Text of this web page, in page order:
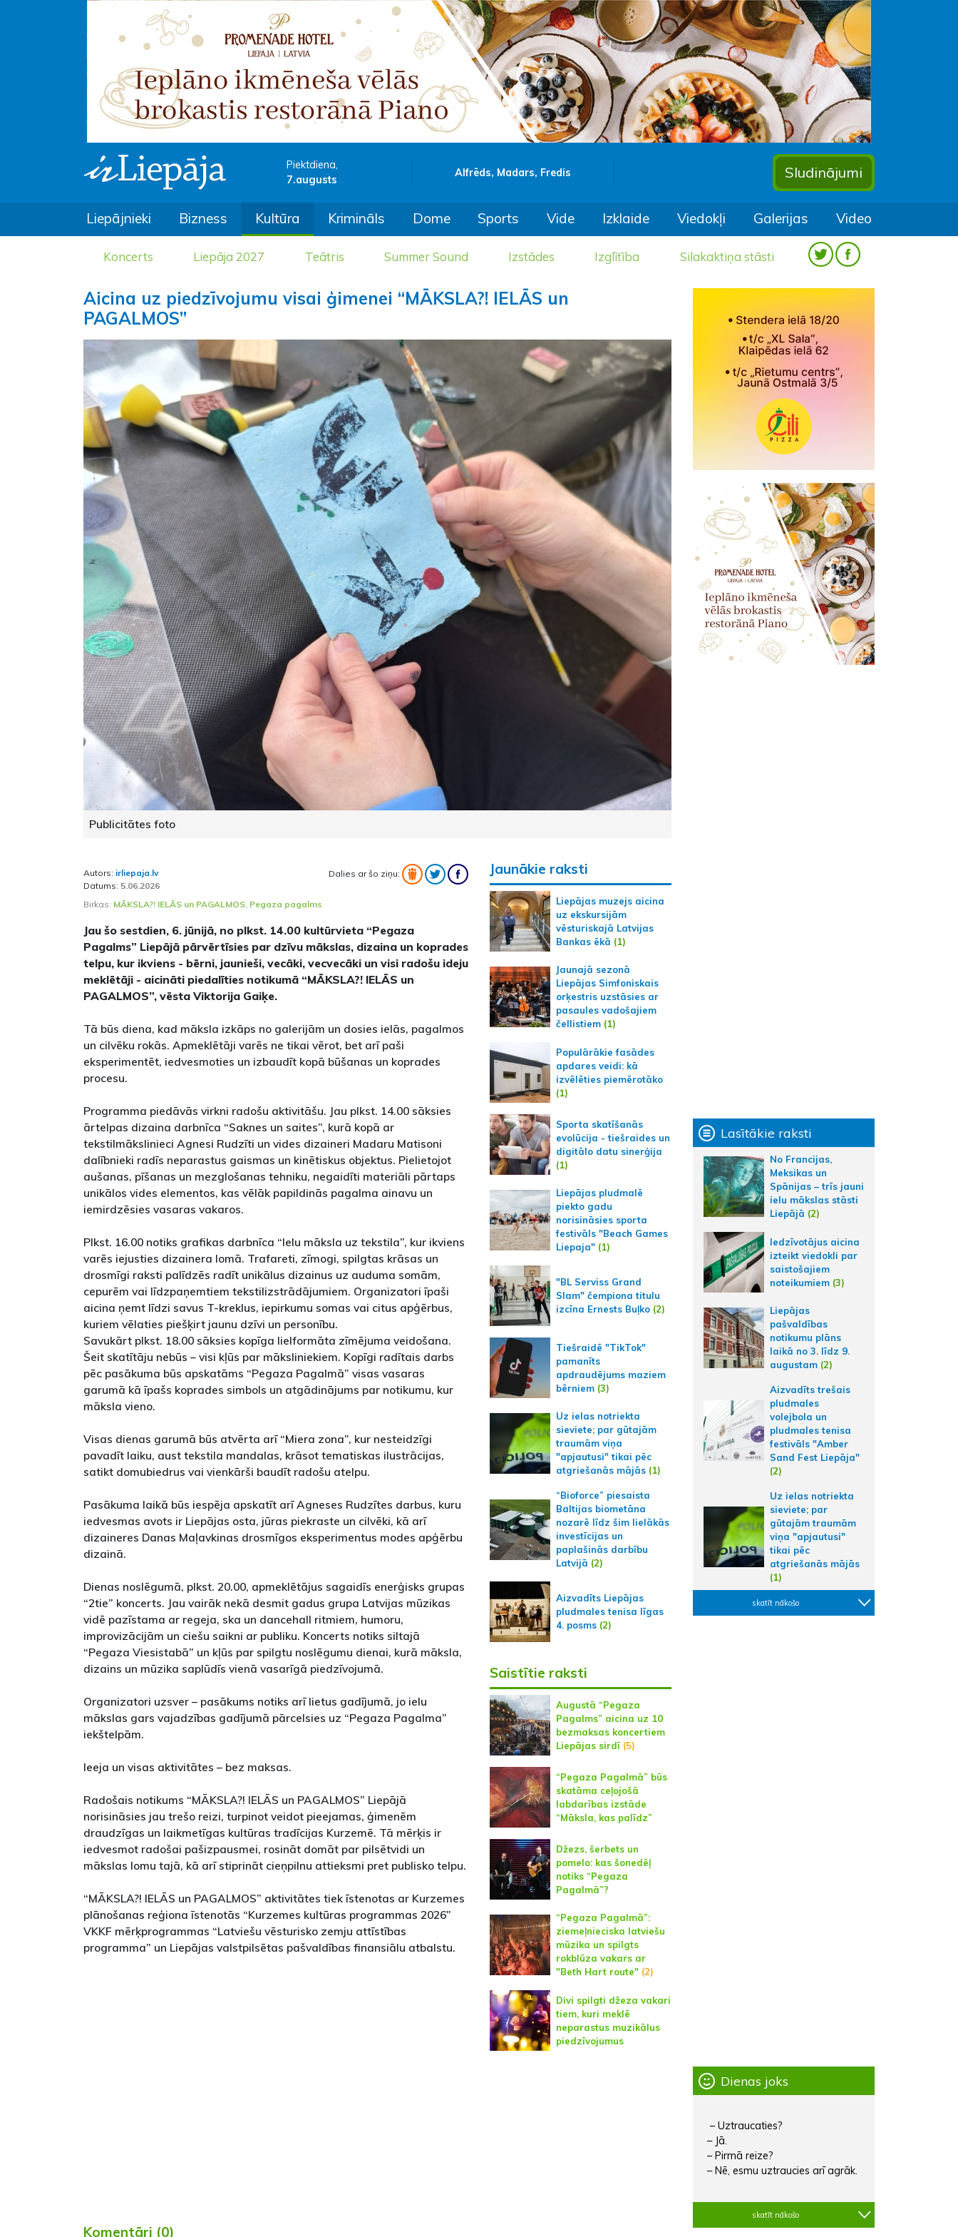
Piektdiena,
7.augusts
Alfrēds, Madars, Fredis Sludinājumi
Liepājnieki Bizness Kultūra Krimināls Dome Sports Vide Izklaide Viedokļi Galerijas Video
Koncerts Liepāja 2027 Teātris Summer Sound Izstādes Izglītība Silakaktiņa stāsti
Aicina uz piedzīvojumu visai ģimenei “MĀKSLA?! IELĀS un
PAGALMOS”
Publicitātes foto
Autors: irliepaja.lv
Datums: 5.06.2026
Dalies ar šo ziņu:
Birkas: MĀKSLA?! IELĀS un PAGALMOS, Pegaza pagalms
Jau šo sestdien, 6. jūnijā, no plkst. 14.00 kultūrvieta “Pegaza
Pagalms” Liepājā pārvērtīsies par dzīvu mākslas, dizaina un koprades
telpu, kur ikviens - bērni, jaunieši, vecāki, vecvecāki un visi radošu ideju
meklētāji - aicināti piedalīties notikumā “MĀKSLA?! IELĀS un
PAGALMOS”, vēsta Viktorija Gaiķe.
Tā būs diena, kad māksla izkāps no galerijām un dosies ielās, pagalmos
un cilvēku rokās. Apmeklētāji varēs ne tikai vērot, bet arī paši
eksperimentēt, iedvesmoties un izbaudīt kopā būšanas un koprades
procesu.
Programma piedāvās virkni radošu aktivitāšu. Jau plkst. 14.00 sāksies
ārtelpas dizaina darbnīca “Saknes un saites”, kurā kopā ar
tekstilmākslinieci Agnesi Rudzīti un vides dizaineri Madaru Matisoni
dalībnieki radīs neparastus gaismas un kinētiskus objektus. Pielietojot
aušanas, pīšanas un mezglošanas tehniku, negaidīti materiāli pārtaps
unikālos vides elementos, kas vēlāk papildinās pagalma ainavu un
iemirdzēsies vasaras vakaros.
Plkst. 16.00 notiks grafikas darbnīca “Ielu māksla uz tekstila”, kur ikviens
varēs iejusties dizainera lomā. Trafareti, zīmogi, spilgtas krāsas un
drosmīgi raksti palīdzēs radīt unikālus dizainus uz auduma somām,
cepurēm vai līdzpaņemtiem tekstilizstrādājumiem. Organizatori īpaši
aicina ņemt līdzi savus T-kreklus, iepirkumu somas vai citus apģērbus,
kuriem vēlaties piešķirt jaunu dzīvi un personību.
Savukārt plkst. 18.00 sāksies kopīga lielformāta zīmējuma veidošana.
Šeit skatītāju nebūs – visi kļūs par māksliniekiem. Kopīgi radītais darbs
pēc pasākuma būs apskatāms “Pegaza Pagalmā” visas vasaras
garumā kā īpašs koprades simbols un atgādinājums par notikumu, kur
māksla vieno.
Visas dienas garumā būs atvērta arī “Miera zona”, kur nesteidzīgi
pavadīt laiku, aust tekstila mandalas, krāsot tematiskas ilustrācijas,
satikt domubiedrus vai vienkārši baudīt radošu atelpu.
Pasākuma laikā būs iespēja apskatīt arī Agneses Rudzītes darbus, kuru
iedvesmas avots ir Liepājas osta, jūras piekraste un cilvēki, kā arī
dizaineres Danas Maļavkinas drosmīgos eksperimentus modes apģērbu
dizainā.
Dienas noslēgumā, plkst. 20.00, apmeklētājus sagaidīs enerģisks grupas
“2tie” koncerts. Jau vairāk nekā desmit gadus grupa Latvijas mūzikas
vidē pazīstama ar regeja, ska un dancehall ritmiem, humoru,
improvizācijām un ciešu saikni ar publiku. Koncerts notiks siltajā
“Pegaza Viesistabā” un kļūs par spilgtu noslēgumu dienai, kurā māksla,
dizains un mūzika saplūdīs vienā vasarīgā piedzīvojumā.
Organizatori uzsver – pasākums notiks arī lietus gadījumā, jo ielu
mākslas gars vajadzības gadījumā pārcelsies uz “Pegaza Pagalma”
iekštelpām.
Ieeja un visas aktivitātes – bez maksas.
Radošais notikums “MĀKSLA?! IELĀS un PAGALMOS” Liepājā
norisināsies jau trešo reizi, turpinot veidot pieejamas, ģimenēm
draudzīgas un laikmetīgas kultūras tradīcijas Kurzemē. Tā mērķis ir
iedvesmot radošai pašizpausmei, rosināt domāt par pilsētvidi un
mākslas lomu tajā, kā arī stiprināt cieņpilnu attieksmi pret publisko telpu.
“MĀKSLA?! IELĀS un PAGALMOS” aktivitātes tiek īstenotas ar Kurzemes
plānošanas reģiona īstenotās “Kurzemes kultūras programmas 2026”
VKKF mērķprogrammas “Latviešu vēsturisko zemju attīstības
programma” un Liepājas valstpilsētas pašvaldības finansiālu atbalstu.
Komentāri (0)
Jaunākie raksti
Liepājas muzejs aicina
uz ekskursijām
vēsturiskajā Latvijas
Bankas ēkā (1)
Jaunajā sezonā
Liepājas Simfoniskais
orķestris uzstāsies ar
pasaules vadošajiem
čellistiem(1)
Populārākie fasādes
apdares veidi: kā
izvēlēties piemērotāko
(1)
Sporta skatīšanās
evolūcija - tiešraides un
digitālo datu sinerģija
(1)
Liepājas pludmalē
piekto gadu
norisināsies sporta
festivāls "Beach Games
Liepaja"(1)
"BL Serviss Grand
Slam" čempiona titulu
izcīna Ernests Buļko(2)
Tiešraidē "TikTok"
pamanīts
apdraudējums maziem
bērniem(3)
Uz ielas notriekta
sieviete; par gūtajām
traumām viņa
"apjautusi" tikai pēc
atgriešanās mājās(1)
“Bioforce” piesaista
Baltijas biometāna
nozarē līdz šim lielākās
investīcijas un
paplašinās darbību
Latvijā (2)
Aizvadīts Liepājas
pludmales tenisa līgas
4. posms(2)
Saistītie raksti
Augustā “Pegaza
Pagalms” aicina uz 10
bezmaksas koncertiem
Liepājas sirdī(5)
“Pegaza Pagalmā” būs
skatāma ceļojošā
labdarības izstāde
“Māksla, kas palīdz”
Džezs, šerbets un
pomelo: kas šonedēļ
notiks “Pegaza
Pagalmā”?
“Pegaza Pagalmā”:
ziemeļnieciska latviešu
mūzika un spilgts
rokblūza vakars ar
"Beth Hart route"(2)
Divi spilgti džeza vakari
tiem, kuri meklē
neparastus muzikālus
piedzīvojumus
Lasītākie raksti
No Francijas,
Meksikas un
Spānijas – trīs jauni
ielu mākslas stāsti
Liepājā (2)
Iedzīvotājus aicina
izteikt viedokli par
saistošajiem
noteikumiem (3)
Liepājas
pašvaldības
notikumu plāns
laikā no 3. līdz 9.
augustam (2)
Aizvadīts trešais
pludmales
volejbola un
pludmales tenisa
festivāls "Amber
Sand Fest Liepāja"
(2)
Uz ielas notriekta
sieviete; par
gūtajām traumām
viņa "apjautusi"
tikai pēc
atgriešanās mājās
(1)
skatīt nākošo
Dienas joks
– Uztraucaties?
– Jā.
– Pirmā reize?
– Nē, esmu uztraucies arī agrāk.
skatīt nākošo